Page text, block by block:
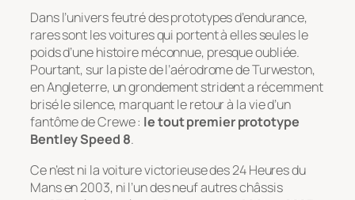
Dans l’univers feutré des prototypes d’endurance,
rares sont les voitures qui portent à elles seules le
poids d’une histoire méconnue, presque oubliée.
Pourtant, sur la piste de l’aérodrome de Turweston,
en Angleterre, un grondement strident a récemment
brisé le silence, marquant le retour à la vie d’un
fantôme de Crewe : le tout premier prototype
Bentley Speed 8.
Ce n’est ni la voiture victorieuse des 24 Heures du
Mans en 2003, ni l’un des neuf autres châssis